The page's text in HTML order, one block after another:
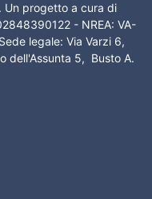
Un progetto a cura di
- NREA: VA-
legale: Via Varzi 6,
dell'Assunta 5, Busto A.